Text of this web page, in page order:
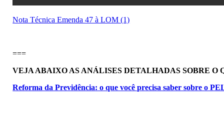
Nota Técnica Emenda 47 à LOM (1)
===
VEJA ABAIXO AS ANÁLISES DETALHADAS SOBRE O
Reforma da Previdência: o que você precisa saber sobre o